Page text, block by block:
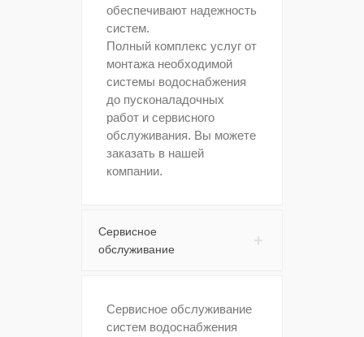
обеспечивают надежность
систем.
Полный комплекс услуг от
монтажа необходимой
системы водоснабжения
до пусконаладочных
работ и сервисного
обслуживания. Вы можете
заказать в нашей
компании.
Сервисное
обслуживание
Сервисное обслуживание
систем водоснабжения